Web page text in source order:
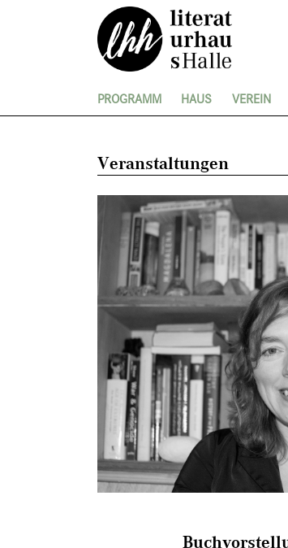
PROGRAMM HAUS VEREIN
Veranstaltungen